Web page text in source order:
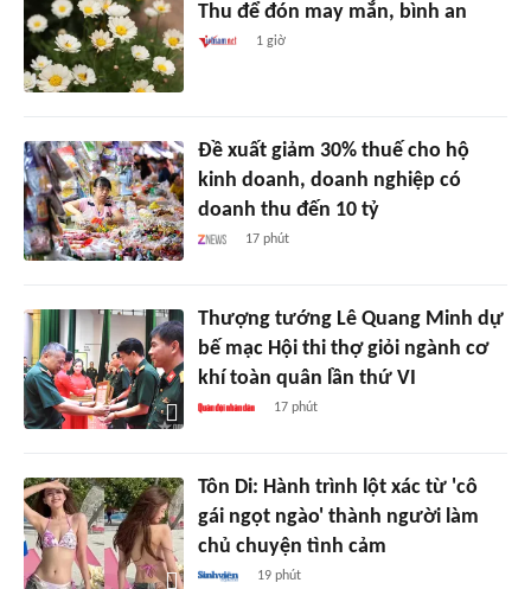
Thu để đón may mắn, bình an
1 giờ
Đề xuất giảm 30% thuế cho hộ
kinh doanh, doanh nghiệp có
doanh thu đến 10 tỷ
17 phút
Thượng tướng Lê Quang Minh dự
bế mạc Hội thi thợ giỏi ngành cơ
khí toàn quân lần thứ VI
17 phút
Tôn Di: Hành trình lột xác từ 'cô
gái ngọt ngào' thành người làm
chủ chuyện tình cảm
19 phút